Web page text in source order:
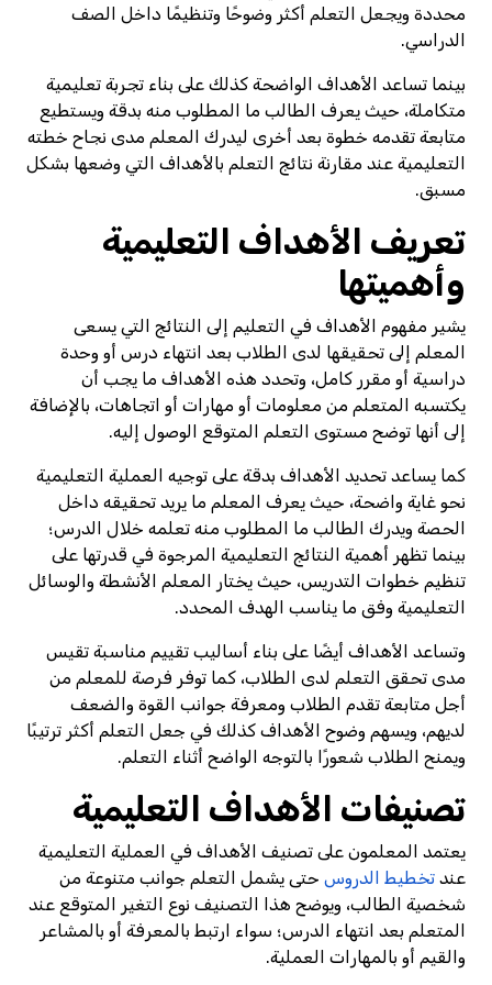
محددة ويجعل التعلم أكثر وضوحًا وتنظيمًا داخل الصف
الدراسي.
بينما تساعد الأهداف الواضحة كذلك على بناء تجربة تعليمية
متكاملة، حيث يعرف الطالب ما المطلوب منه بدقة ويستطيع
متابعة تقدمه خطوة بعد أخرى ليدرك المعلم مدى نجاح خطته
التعليمية عند مقارنة نتائج التعلم بالأهداف التي وضعها بشكل
مسبق.
تعريف الأهداف التعليمية
وأهميتها
يشير مفهوم الأهداف في التعليم إلى النتائج التي يسعى
المعلم إلى تحقيقها لدى الطلاب بعد انتهاء درس أو وحدة
دراسية أو مقرر كامل، وتحدد هذه الأهداف ما يجب أن
يكتسبه المتعلم من معلومات أو مهارات أو اتجاهات، بالإضافة
إلى أنها توضح مستوى التعلم المتوقع الوصول إليه.
كما يساعد تحديد الأهداف بدقة على توجيه العملية التعليمية
نحو غاية واضحة، حيث يعرف المعلم ما يريد تحقيقه داخل
الحصة ويدرك الطالب ما المطلوب منه تعلمه خلال الدرس؛
بينما تظهر أهمية النتائج التعليمية المرجوة في قدرتها على
تنظيم خطوات التدريس، حيث يختار المعلم الأنشطة والوسائل
التعليمية وفق ما يناسب الهدف المحدد.
وتساعد الأهداف أيضًا على بناء أساليب تقييم مناسبة تقيس
مدى تحقق التعلم لدى الطلاب، كما توفر فرصة للمعلم من
أجل متابعة تقدم الطلاب ومعرفة جوانب القوة والضعف
لديهم، ويسهم وضوح الأهداف كذلك في جعل التعلم أكثر ترتيبًا
ويمنح الطلاب شعورًا بالتوجه الواضح أثناء التعلم.
تصنيفات الأهداف التعليمية
يعتمد المعلمون على تصنيف الأهداف في العملية التعليمية
عند تخطيط الدروس حتى يشمل التعلم جوانب متنوعة من
شخصية الطالب، ويوضح هذا التصنيف نوع التغير المتوقع عند
المتعلم بعد انتهاء الدرس؛ سواء ارتبط بالمعرفة أو بالمشاعر
والقيم أو بالمهارات العملية.